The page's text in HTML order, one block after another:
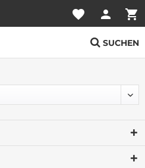
favorite person shopping_cart
SUCHEN